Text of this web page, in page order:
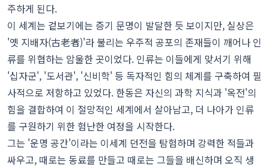
주하게 된다.
이 세계는 겉보기에는 증기 문명이 발달한 듯 보이지만, 실상은
'옛 지배자(古老者)'라 불리는 우주적 공포의 존재들이 깨어나 인
류를 위협하는 암울한 곳이었다. 인류는 이들에게 맞서기 위해
'십자군', '도서관', '신비학' 등 독자적인 힘의 체계를 구축하여 필
사적으로 저항하고 있었다. 한동은 자신의 과학 지식과 '옥전'의
힘을 결합하여 이 절망적인 세계에서 살아남고, 더 나아가 인류
를 구원하기 위한 험난한 여정을 시작한다.
그는 '운명 공간'이라는 이세계 던전을 탐험하며 강력한 적들과
싸우고, 때로는 동료를 만들고 때로는 그들을 배신하며 오직 생